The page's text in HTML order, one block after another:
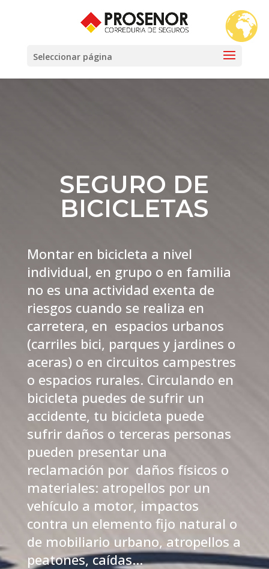
Seleccionar página
SEGURO DE
BICICLETAS
Montar en bicicleta a nivel
individual, en grupo o en familia
no es una actividad exenta de
riesgos cuando se realiza en
carretera, en espacios urbanos
(carriles bici, parques y jardines o
aceras) o en circuitos campestres
o espacios rurales. Circulando en
bicicleta puedes de sufrir un
accidente, tu bicicleta puede
sufrir daños o terceras personas
pueden presentar una
reclamación por daños físicos o
materiales: atropellos por un
vehículo a motor, impactos
contra un elemento fijo natural o
de mobiliario urbano, atropellos a
peatones, caídas…